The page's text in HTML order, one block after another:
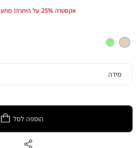
בלבד. הצבע במציאות עשוי להיותPrice
Priceאקסטרה 25% על היתרה! מתעדכן בסל
הוספה לסל